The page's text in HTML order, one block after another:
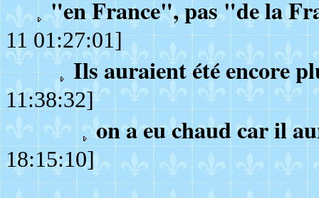
"en France", pas "de la
11 01:27:01]
Ils auraient été encore
11:38:32]
on a eu chaud car il
18:15:10]